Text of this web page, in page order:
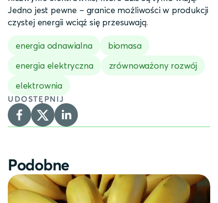
Jedno jest pewne – granice możliwości w produkcji
czystej energii wciąż się przesuwają.
energia odnawialna
biomasa
energia elektryczna
zrównoważony rozwój
elektrownia
UDOSTĘPNIJ
Podobne